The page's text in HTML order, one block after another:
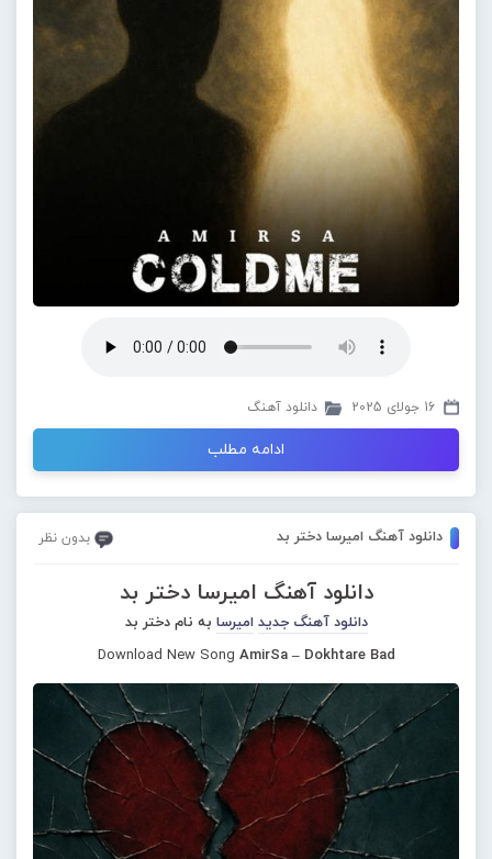
16 جولای 2025 دانلود آهنگ
ادامه مطلب
دانلود آهنگ امیرسا دختر بد بدون نظر
دانلود آهنگ امیرسا دختر بد
دانلود آهنگ جدید امیرسا به نام دختر بد
Download New Song AmirSa – Dokhtare Bad